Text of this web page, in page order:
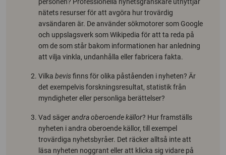
nätets resurser för att avgöra hur trovärdig
avsändaren är. De använder sökmotorer som Google
och uppslagsverk som Wikipedia för att ta reda på
om de som står bakom informationen har anledning
att vilja vinkla, undanhålla eller fabricera fakta.
Vilka bevisfinns för olika påståenden i nyheten? Är
det exempelvis forskningsresultat, statistik från
myndigheter eller personliga berättelser?
Vad sägerandra oberoende källor? Hur framställs
nyheten i andra oberoende källor, till exempel
trovärdiga nyhetsbyråer. Det räcker alltså inte att
läsa nyheten noggrant eller att klicka sig vidare på